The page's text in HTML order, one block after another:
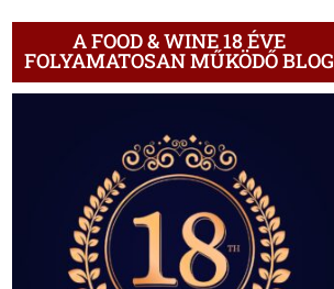
A FOOD & WINE 18 ÉVE
FOLYAMATOSAN MŰKÖDŐ BLOG